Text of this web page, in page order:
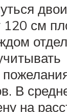
120 см
В
на